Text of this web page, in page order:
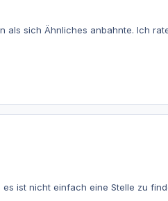
als sich Ähnliches anbahnte. Ich
ist nicht einfach eine Stelle zu